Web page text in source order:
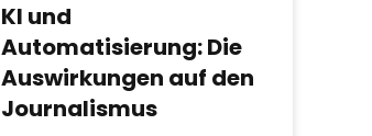
KI und
Automatisierung: Die
Auswirkungen auf den
Journalismus